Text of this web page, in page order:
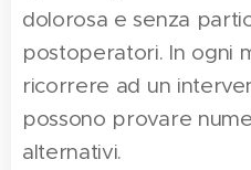
dolorosa e senza
postoperatori. In ogni
ricorrere ad un
possono provare
alternativi.